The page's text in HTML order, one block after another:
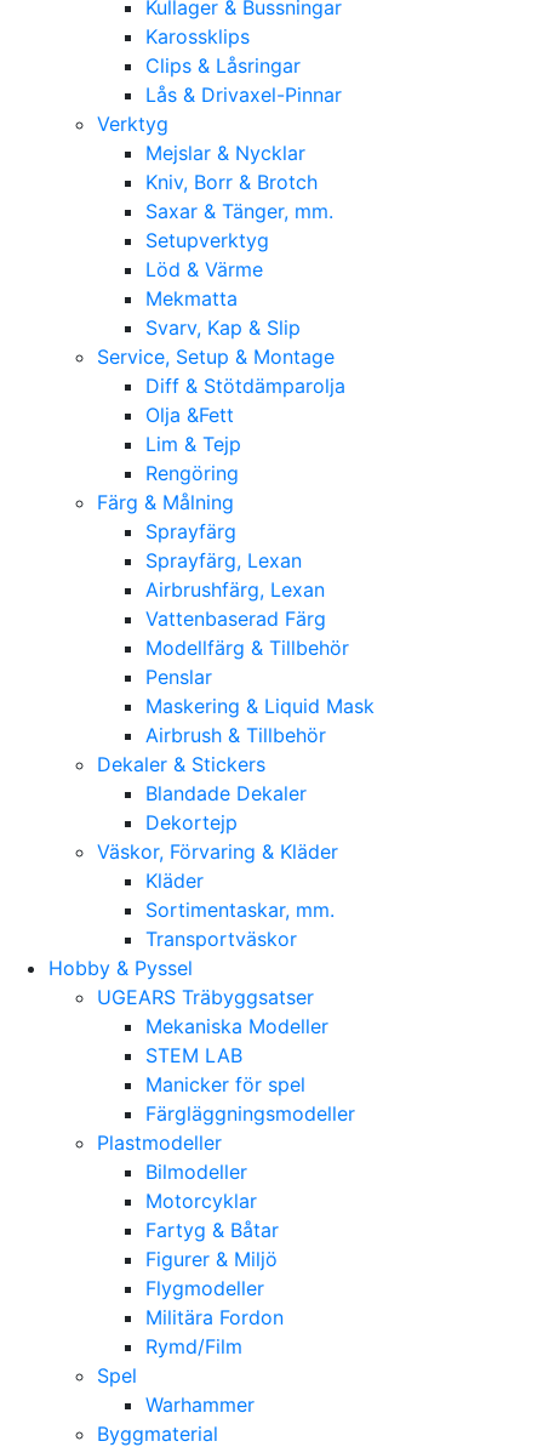
Kullager & Bussningar
Karossklips
Clips & Låsringar
Lås & Drivaxel-Pinnar
Verktyg
Mejslar & Nycklar
Kniv, Borr & Brotch
Saxar & Tänger, mm.
Setupverktyg
Löd & Värme
Mekmatta
Svarv, Kap & Slip
Service, Setup & Montage
Diff & Stötdämparolja
Olja &Fett
Lim & Tejp
Rengöring
Färg & Målning
Sprayfärg
Sprayfärg, Lexan
Airbrushfärg, Lexan
Vattenbaserad Färg
Modellfärg & Tillbehör
Penslar
Maskering & Liquid Mask
Airbrush & Tillbehör
Dekaler & Stickers
Blandade Dekaler
Dekortejp
Väskor, Förvaring & Kläder
Kläder
Sortimentaskar, mm.
Transportväskor
Hobby & Pyssel
UGEARS Träbyggsatser
Mekaniska Modeller
STEM LAB
Manicker för spel
Färgläggningsmodeller
Plastmodeller
Bilmodeller
Motorcyklar
Fartyg & Båtar
Figurer & Miljö
Flygmodeller
Militära Fordon
Rymd/Film
Spel
Warhammer
Byggmaterial